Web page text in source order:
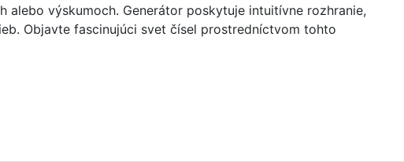
výskumoch. Generátor poskytuje intuitívne rozhranie,
Objavte fascinujúci svet čísel prostredníctvom tohto